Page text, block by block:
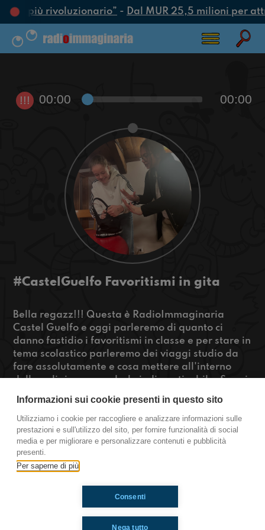
più rivoluzionario”-Dal MUR 25,5 milioni per
!!! 00:00 00:00
#CastelGuelfo Favoritismi in gita
Bella regazz!!! Questa è RadioImmaginaria
Castel Guelfo e oggi parleremo di quanto ci
danno fastidio i favoritismi in classe e per stare in
tema scolastico parleremo dei viaggi studio da
fare assolutamente e cosa mettere all'interno
della valigia per renderlo indimenticabile. Se sei
tasto rosa qui sotto!!!
https://www.radioimmaginaria.it
Castel Guelfo
Ti è piaciuto? Condividilo!
Informazioni sui cookie presenti in questo sito
Utilizziamo i cookie per raccogliere e analizzare informazioni sulle
prestazioni e sull'utilizzo del sito, per fornire funzionalità di social
media e per migliorare e personalizzare contenuti e pubblicità
presenti.
Per saperne di più
Nega tutto
Consenti